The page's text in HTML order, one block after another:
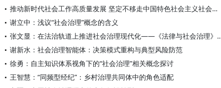
推动新时代社会工作高质量发展 坚定不移走中国特色社会主义社会治理之路
谢立中：浅议“社会治理”概念的含义
张文显：在法治轨道上推进社会
谢新水：社会治理智能体：决策模式重构与典型风险防范
徐勇：自主知识体系视角下的“社会治理”相关概念探讨
王智慧：“同频型经纪”：乡村治理共同体中的角色适配